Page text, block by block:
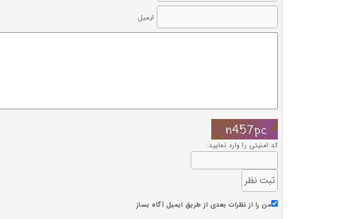
ایمیل
کد امنیتی را وارد نمایید:
من را از نظرات بعدی از طریق ایمیل آگاه بساز